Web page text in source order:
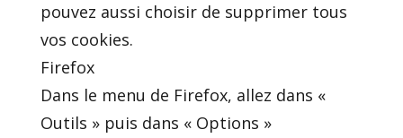
pouvez aussi choisir de supprimer tous
vos cookies.
Firefox
Dans le menu de Firefox, allez dans «
Outils » puis dans « Options »